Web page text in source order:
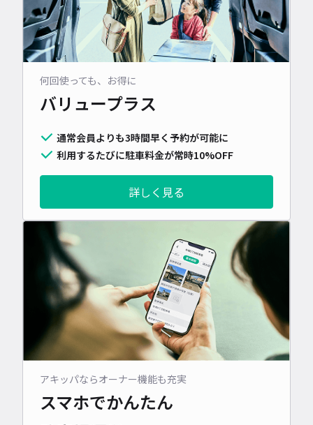
何回使っても、お得に
バリュープラス
通常会員よりも3時間早く予約が可能に
利用するたびに駐車料金が常時10%OFF
詳しく見る
アキッパならオーナー機能も充実
スマホでかんたん